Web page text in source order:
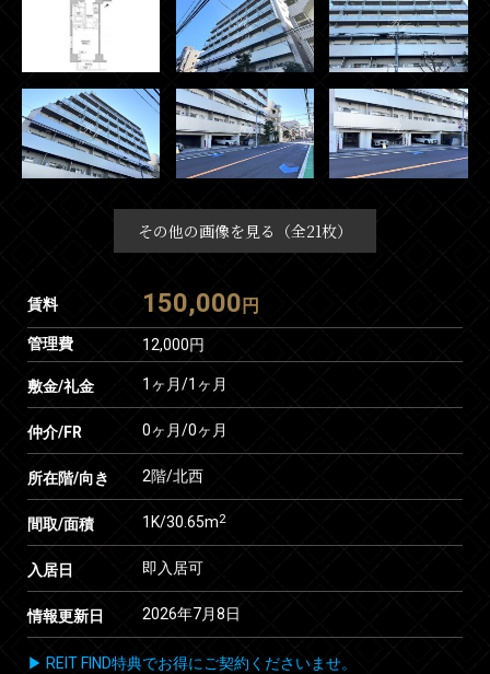
その他の画像を見る（全21枚）
賃料 150,000 円
管理費 12,000円
敷金/礼金 1ヶ月/1ヶ月
仲介/FR 0ヶ月/0ヶ月
所在階/向き 2階/北西
間取/面積 1K/30.65m2
入居日 即入居可
情報更新日 2026年7月8日
▶ REIT FIND特典でお得にご契約くださいませ。